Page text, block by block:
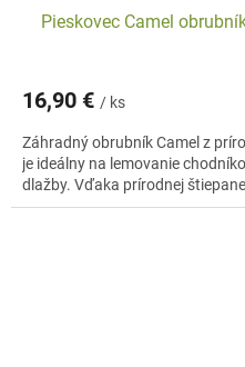
Pieskovec Camel
16,90 € / ks
Záhradný obrubník Camel z
je ideálny na lemovanie
dlažby. Vďaka prírodnej